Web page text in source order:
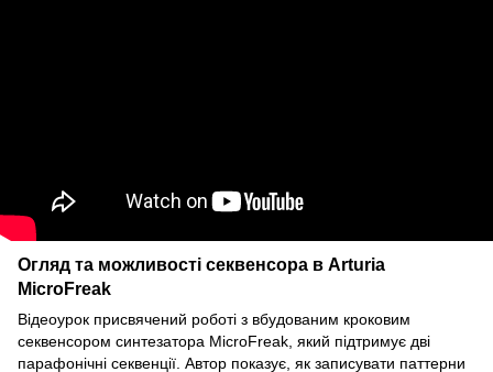
Огляд та можливості секвенсора в Arturia
MicroFreak
Відеоурок присвячений роботі з вбудованим кроковим
секвенсором синтезатора MicroFreak, який підтримує дві
парафонічні секвенції. Автор показує, як записувати паттерни